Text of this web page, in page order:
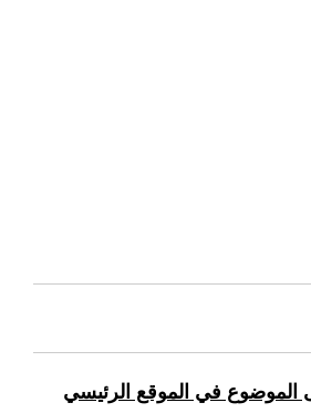
الموضوع في الموقع الرئيسي